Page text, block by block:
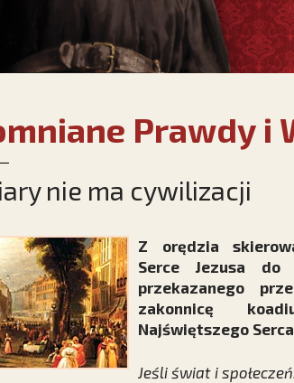
Prawdy i
nie ma cywilizacji
Z orędzia
Serce Jezusa do
przekazanego
zakonnicę
Najświętszego
Jeśli świat i